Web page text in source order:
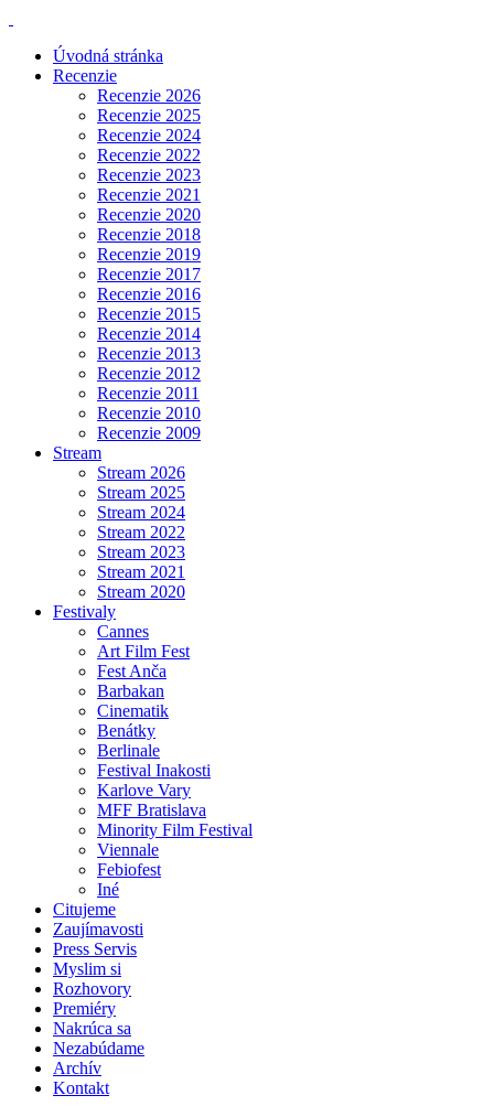
Úvodná stránka
Recenzie
Recenzie 2026
Recenzie 2025
Recenzie 2024
Recenzie 2022
Recenzie 2023
Recenzie 2021
Recenzie 2020
Recenzie 2018
Recenzie 2019
Recenzie 2017
Recenzie 2016
Recenzie 2015
Recenzie 2014
Recenzie 2013
Recenzie 2012
Recenzie 2011
Recenzie 2010
Recenzie 2009
Stream
Stream 2026
Stream 2025
Stream 2024
Stream 2022
Stream 2023
Stream 2021
Stream 2020
Festivaly
Cannes
Art Film Fest
Fest Anča
Barbakan
Cinematik
Benátky
Berlinale
Festival Inakosti
Karlove Vary
MFF Bratislava
Minority Film Festival
Viennale
Febiofest
Iné
Citujeme
Zaujímavosti
Press Servis
Myslim si
Rozhovory
Premiéry
Nakrúca sa
Nezabúdame
Archív
Kontakt